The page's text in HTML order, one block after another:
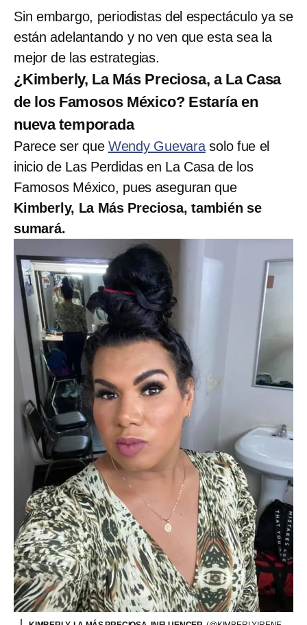
Sin embargo, periodistas del espectáculo ya se
están adelantando y no ven que esta sea la
mejor de las estrategias.
¿Kimberly, La Más Preciosa, a La Casa
de los Famosos México? Estaría en
nueva temporada
Parece ser que Wendy Guevarasolo fue el
inicio de Las Perdidas en La Casa de los
Famosos México, pues aseguran que
Kimberly, La Más Preciosa, también se
sumará.